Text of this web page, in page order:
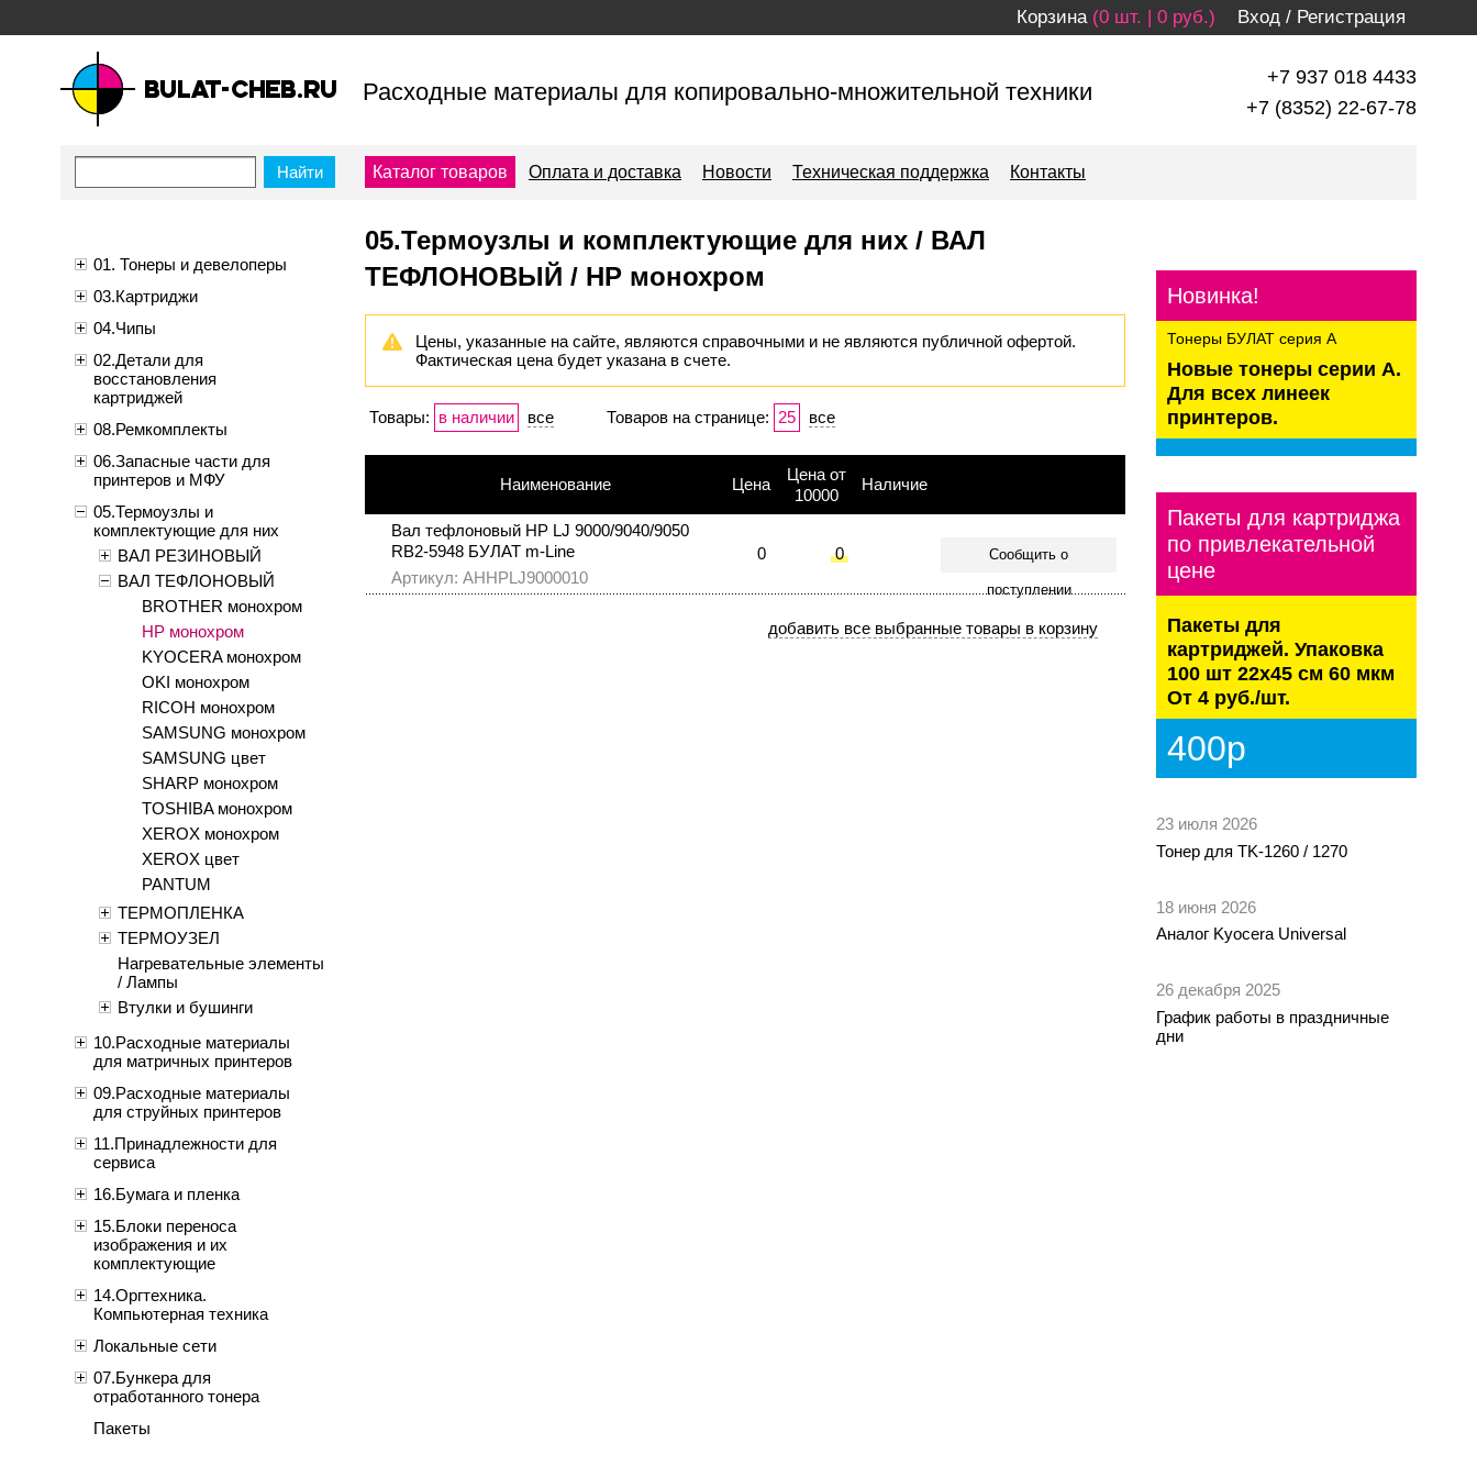
Вход / Регистрация
Корзина (0 шт. | 0 руб.)
материалы для копировально-
+7 937 018 4433
+7 (8352) 22-67-78
Расходные материалы для копировально-множительной техники
Каталог товаров Оплата и доставка Новости Техническая поддержка Контакты
01. Тонеры и девелоперы
03.Картриджи
04.Чипы
02.Детали для
восстановления
картриджей
08.Ремкомплекты
06.Запасные части для
принтеров и МФУ
05.Термоузлы и
комплектующие для них
ВАЛ РЕЗИНОВЫЙ
ВАЛ ТЕФЛОНОВЫЙ
BROTHER монохром
HP монохром
KYOCERA монохром
OKI монохром
RICOH монохром
SAMSUNG монохром
SAMSUNG цвет
SHARP монохром
TOSHIBA монохром
XEROX монохром
XEROX цвет
PANTUM
ТЕРМОПЛЕНКА
ТЕРМОУЗЕЛ
Нагревательные элементы
/ Лампы
Втулки и бушинги
10.Расходные материалы
для матричных принтеров
09.Расходные материалы
для струйных принтеров
11.Принадлежности для
сервиса
16.Бумага и пленка
15.Блоки переноса
изображения и их
комплектующие
14.Оргтехника.
Компьютерная техника
Локальные сети
07.Бункера для
отработанного тонера
Пакеты
05.Термоузлы и комплектующие для них / ВАЛ
ТЕФЛОНОВЫЙ / HP монохром
Цены, указанные на сайте, являются справочными и не являются публичной офертой.
Фактическая цена будет указана в счете.
Товары: в наличии все Товаров на странице: 25 все
Наименование Цена
Цена от
10000
Наличие
Вал тефлоновый HP LJ 9000/9040/9050
RB2-5948 БУЛАТ m-Line
Артикул: AHHPLJ9000010
0 0 Сообщить о
поступлении
Новинка!
Тонеры БУЛАТ серия А
Новые тонеры серии А.
Для всех линеек
принтеров.
Пакеты для картриджа
по привлекательной
цене
Пакеты для
картриджей. Упаковка
100 шт 22х45 см 60 мкм
От 4 руб./шт.
400р
23 июля 2026
Тонер для TK-1260 / 1270
18 июня 2026
Аналог Kyocera Universal
26 декабря 2025
График работы в праздничные
дни